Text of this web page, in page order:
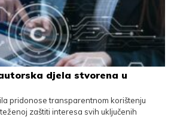
djela stvorena u
pridonose transparentnom korištenju
zaštiti interesa svih uključenih